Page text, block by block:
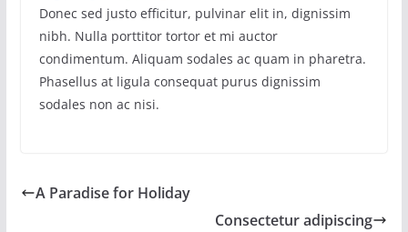
Donec sed justo efficitur, pulvinar elit in, dignissim
nibh. Nulla porttitor tortor et mi auctor
condimentum. Aliquam sodales ac quam in pharetra.
Phasellus at ligula consequat purus dignissim
sodales non ac nisi.
A Paradise for Holiday
Consectetur adipiscing